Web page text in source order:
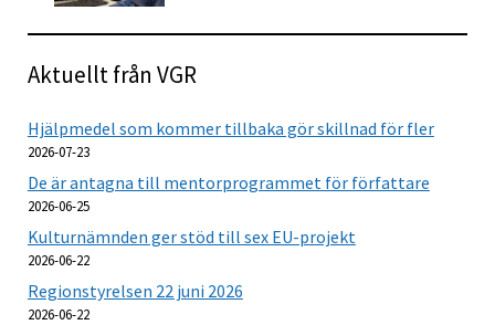
Aktuellt från VGR
Hjälpmedel som kommer tillbaka gör skillnad för fler
2026-07-23
De är antagna till mentorprogrammet för författare
2026-06-25
Kulturnämnden ger stöd till sex EU-projekt
2026-06-22
Regionstyrelsen 22 juni 2026
2026-06-22